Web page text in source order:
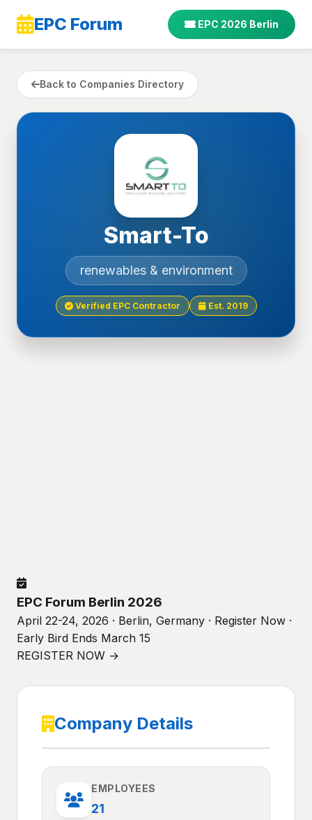
EPC Forum EPC 2026 Berlin
Back to Companies Directory
Smart-To
renewables & environment
Verified EPC Contractor Est. 2019
EPC Forum Berlin 2026
April 22-24, 2026 · Berlin, Germany · Register Now ·
Early Bird Ends March 15
REGISTER NOW →
Company Details
EMPLOYEES
21